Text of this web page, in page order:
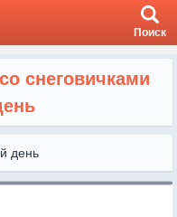
Поиск
снеговичками
день